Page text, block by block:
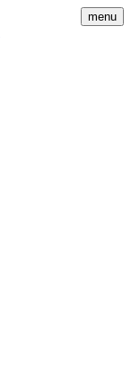
menu